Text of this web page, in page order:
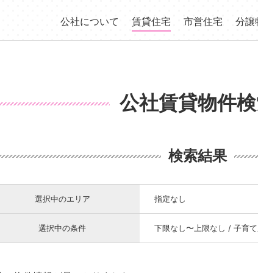
公社について 賃貸住宅 市営住宅 分譲
公社賃貸物件
検索結果
選択中のエリア 指定なし
選択中の条件 下限なし〜上限なし / 子育